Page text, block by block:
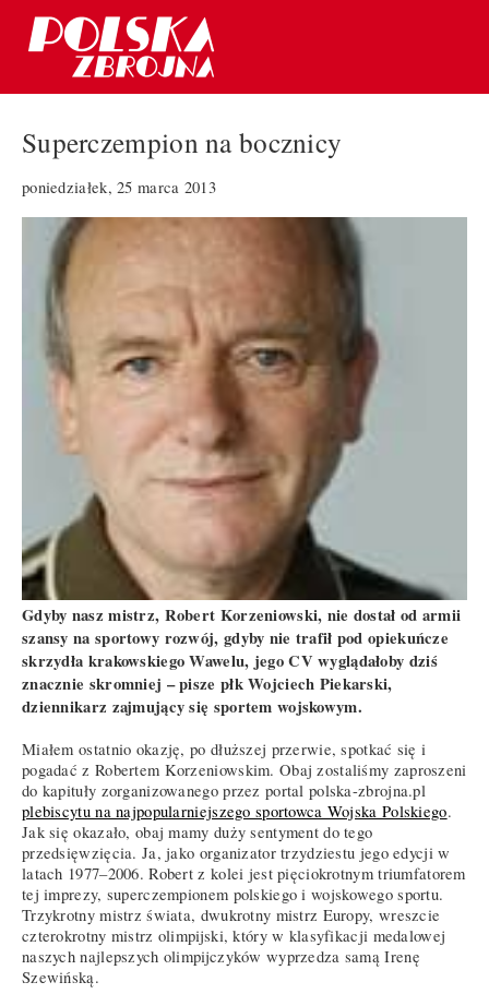
Superczempion na bocznicy
poniedziałek, 25 marca 2013
Gdyby nasz mistrz, Robert Korzeniowski, nie dostał od armii
szansy na sportowy rozwój, gdyby nie trafił pod opiekuńcze
skrzydła krakowskiego Wawelu, jego CV wyglądałoby dziś
znacznie skromniej – pisze płk Wojciech Piekarski,
dziennikarz zajmujący się sportem wojskowym.
Miałem ostatnio okazję, po dłuższej przerwie, spotkać się i
pogadać z Robertem Korzeniowskim. Obaj zostaliśmy zaproszeni
do kapituły zorganizowanego przez portal polska-zbrojna.pl
plebiscytu na najpopularniejszego sportowca Wojska Polskiego.
Jak się okazało, obaj mamy duży sentyment do tego
przedsięwzięcia. Ja, jako organizator trzydziestu jego edycji w
latach 1977–2006. Robert z kolei jest pięciokrotnym triumfatorem
tej imprezy, superczempionem polskiego i wojskowego sportu.
Trzykrotny mistrz świata, dwukrotny mistrz Europy, wreszcie
czterokrotny mistrz olimpijski, który w klasyfikacji medalowej
naszych najlepszych olimpijczyków wyprzedza samą Irenę
Szewińską.